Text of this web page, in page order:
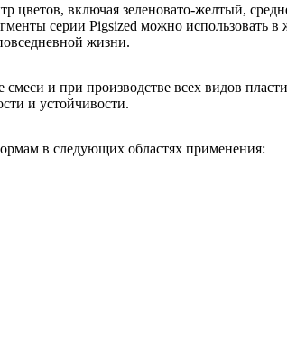
цветов, включая зеленовато-желтый,
серии Pigsized можно использовать
жизни.
и при производстве всех видов
и устойчивости.
в следующих областях применения: